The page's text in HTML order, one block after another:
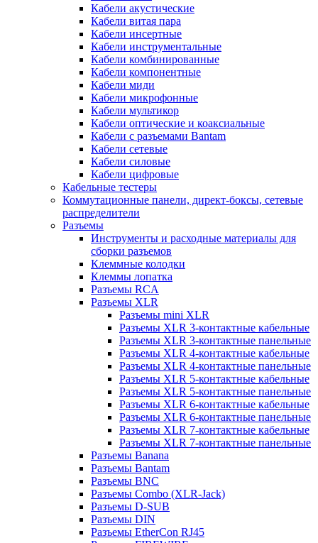
Кабели акустические
Кабели витая пара
Кабели инсертные
Кабели инструментальные
Кабели комбинированные
Кабели компонентные
Кабели миди
Кабели микрофонные
Кабели мультикор
Кабели оптические и коаксиальные
Кабели с разъемами Bantam
Кабели сетевые
Кабели силовые
Кабели цифровые
Кабельные тестеры
Коммутационные панели, директ-боксы, сетевые
распределители
Разъемы
Инструменты и расходные материалы для
сборки разъемов
Клеммные колодки
Клеммы лопатка
Разъемы RCA
Разъемы XLR
Разъемы mini XLR
Разъемы XLR 3-контактные кабельные
Разъемы XLR 3-контактные панельные
Разъемы XLR 4-контактные кабельные
Разъемы XLR 4-контактные панельные
Разъемы XLR 5-контактные кабельные
Разъемы XLR 5-контактные панельные
Разъемы XLR 6-контактные кабельные
Разъемы XLR 6-контактные панельные
Разъемы XLR 7-контактные кабельные
Разъемы XLR 7-контактные панельные
Разъемы Banana
Разъемы Bantam
Разъемы BNC
Разъемы Combo (XLR-Jack)
Разъемы D-SUB
Разъемы DIN
Разъемы EtherCon RJ45